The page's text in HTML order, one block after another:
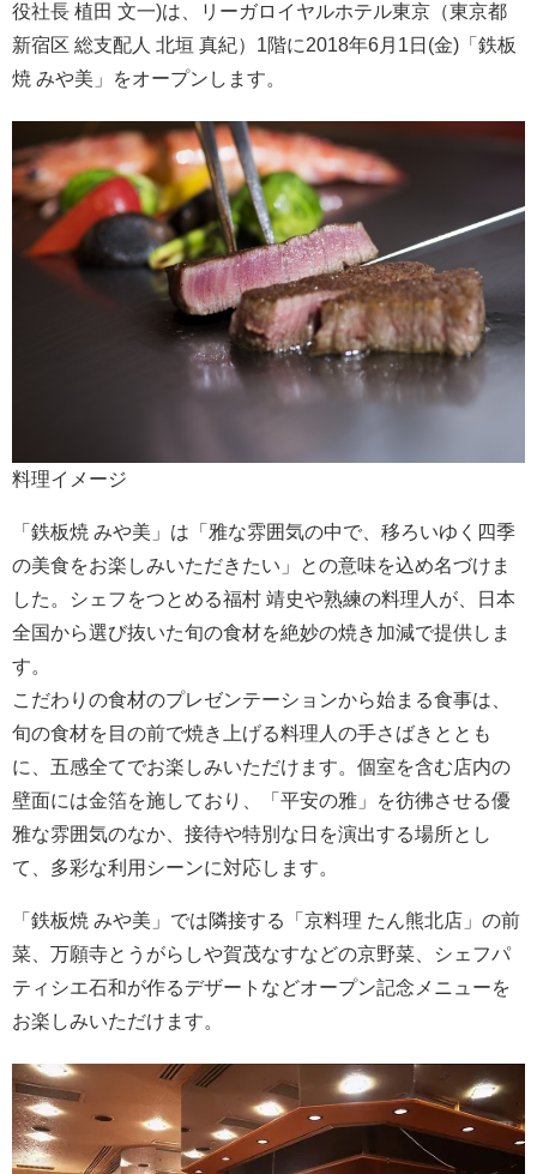
役社長 植田 文一)は、リーガロイヤルホテル東京（東京都
新宿区 総支配人 北垣 真紀）1階に2018年6月1日(金)「鉄板
焼 みや美」をオープンします。
料理イメージ
「鉄板焼 みや美」は「雅な雰囲気の中で、移ろいゆく四季
の美食をお楽しみいただきたい」との意味を込め名づけま
した。シェフをつとめる福村 靖史や熟練の料理人が、日本
全国から選び抜いた旬の食材を絶妙の焼き加減で提供しま
す。
こだわりの食材のプレゼンテーションから始まる食事は、
旬の食材を目の前で焼き上げる料理人の手さばきととも
に、五感全てでお楽しみいただけます。個室を含む店内の
壁面には金箔を施しており、「平安の雅」を彷彿させる優
雅な雰囲気のなか、接待や特別な日を演出する場所とし
て、多彩な利用シーンに対応します。
「鉄板焼 みや美」では隣接する「京料理 たん熊北店」の前
菜、万願寺とうがらしや賀茂なすなどの京野菜、シェフパ
ティシエ石和が作るデザートなどオープン記念メニューを
お楽しみいただけます。